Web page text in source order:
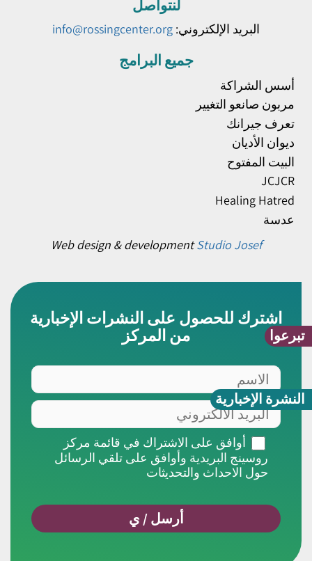
تبرعوا
النشرة الإخبارية
لنتواصل
البريد الإلكتروني: info@rossingcenter.org
جميع البرامج
أسس الشراكة
مربون صانعو التغيير
تعرف جيرانك
ديوان الأديان
البيت المفتوح
JCJCR
Healing Hatred
عدسة
Web design & developmentStudio Josef
اشترك للحصول على النشرات الإخبارية
من المركز
الاسم
البريد
الالكتروني
أوافق
على
الاشتراك
مركز
روسينج
أوافق على الاشتراك في قائمة مركز
روسينج البريدية وأوافق على تلقي الرسائل
حول الاحداث والتحديثات